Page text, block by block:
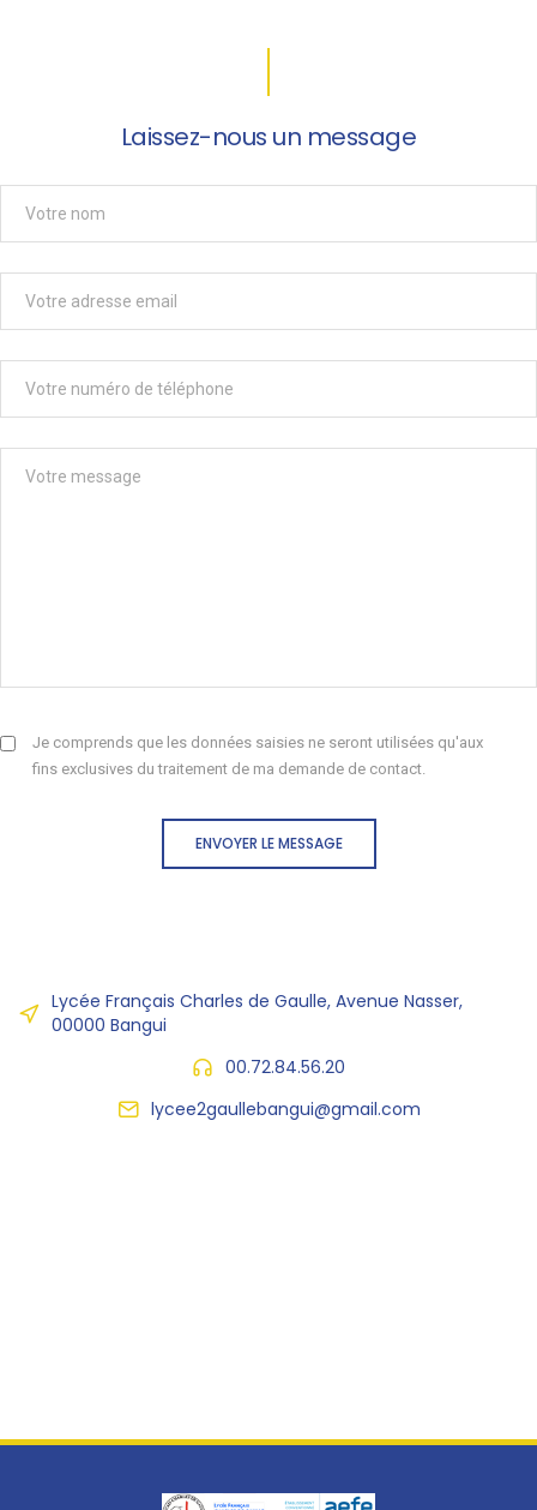
Laissez-nous un message
Je comprends que les données saisies ne seront utilisées qu'aux
fins exclusives du traitement de ma demande de contact.
ENVOYER LE MESSAGE
Lycée Français Charles de Gaulle, Avenue Nasser,
00000 Bangui
00.72.84.56.20
lycee2gaullebangui@gmail.com